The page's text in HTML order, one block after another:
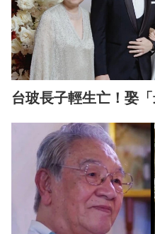
台玻長子輕生亡！娶